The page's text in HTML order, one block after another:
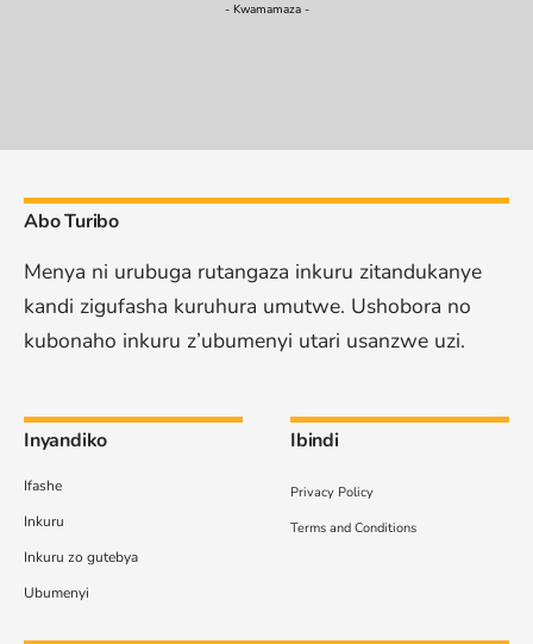
- Kwamamaza -
Abo Turibo
Menya ni urubuga rutangaza inkuru zitandukanye
kandi zigufasha kuruhura umutwe. Ushobora no
kubonaho inkuru z’ubumenyi utari usanzwe uzi.
Inyandiko
Ifashe
Inkuru
Inkuru zo gutebya
Ubumenyi
Ibindi
Privacy Policy
Terms and Conditions